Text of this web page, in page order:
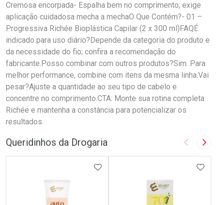
Cremosa encorpada- Espalha bem no comprimento; exige
aplicação cuidadosa mecha a mechaO Que Contém?- 01 –
Progressiva Richée Bioplástica Capilar (2 x 300 ml)FAQÉ
indicado para uso diário?Depende da categoria do produto e
da necessidade do fio; confira a recomendação do
fabricante.Posso combinar com outros produtos?Sim. Para
melhor performance, combine com itens da mesma linha.Vai
pesar?Ajuste a quantidade ao seu tipo de cabelo e
concentre no comprimento.CTA: Monte sua rotina completa
Richée e mantenha a constância para potencializar os
resultados.
Queridinhos da Drogaria Imagem
ADICIONAR AOS FAVORITOS